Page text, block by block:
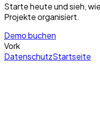
Starte heute und sieh,
Projekte organisiert.
Demo buchen
Vork
DatenschutzStartseite